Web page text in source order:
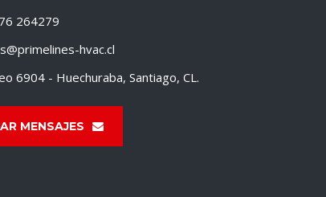
264279
hvac.cl
6904 - Huechuraba, Santiago, CL.
MENSAJES